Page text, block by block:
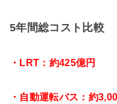
5年間総コスト比較
・LRT：約425億円
・自動運転バス：約